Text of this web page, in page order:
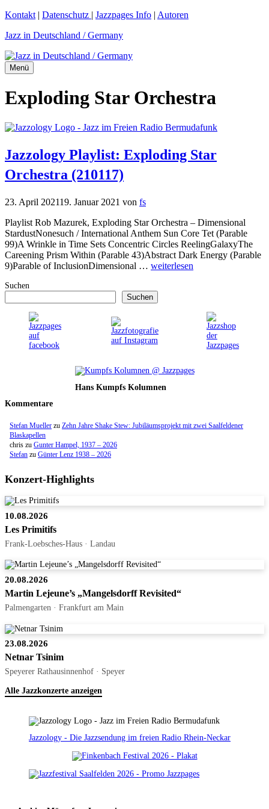
Zum
springen
Kontakt | Datenschutz | Jazzpages Info | Autoren
Jazz in Deutschland / Germany
Menü
Exploding Star Orchestra
Jazzology Playlist: Exploding Star
Orchestra (210117)
23. April 202119. Januar 2021 von fs
Playlist Rob Mazurek, Exploding Star Orchestra – Dimensional
StardustNonesuch / International Anthem Sun Core Tet (Parable
99)A Wrinkle in Time Sets Concentric Circles ReelingGalaxyThe
Careening Prism Within (Parable 43)Abstract Dark Energy (Parable
9)Parable of InclusionDimensional … weiterlesen
Suchen
Suchen
Hans Kumpfs Kolumnen
Kommentare
Stefan Mueller zu Zehn Jahre Shake Stew: Jubiläumsprojekt mit zwei Saalfeldener
Blaskapellen
chris zu Gunter Hampel, 1937 – 2026
Stefan zu Günter Lenz 1938 – 2026
Konzert-Highlights
10.08.2026
Les Primitifs
Frank-Loebsches-Haus · Landau
20.08.2026
Martin Lejeune’s „Mangelsdorff Revisited“
Palmengarten · Frankfurt am Main
23.08.2026
Netnar Tsinim
Speyerer Rathausinnenhof · Speyer
Alle Jazzkonzerte anzeigen
Jazzology - Die Jazzsendung im freien Radio Rhein-Neckar